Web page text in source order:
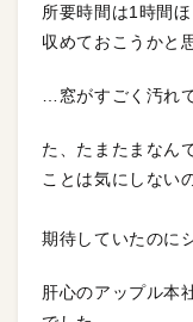
所要時間は1時間
収めておこうかと
…窓がすごく汚れ
た、たまたまなん
ことは気にしない
期待していたのに
肝心のアップル本